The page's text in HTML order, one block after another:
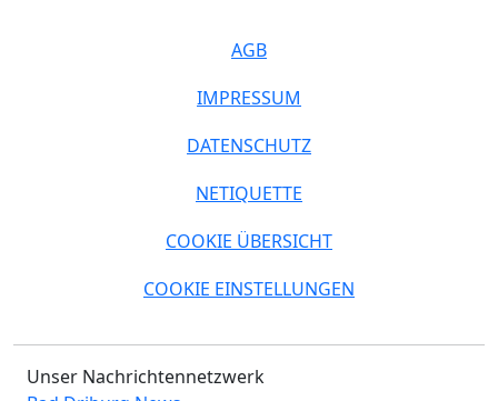
AGB
IMPRESSUM
DATENSCHUTZ
NETIQUETTE
COOKIE ÜBERSICHT
COOKIE EINSTELLUNGEN
Unser Nachrichtennetzwerk